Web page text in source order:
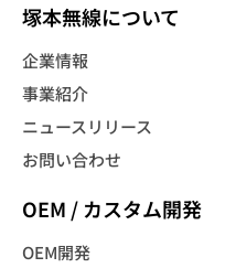
塚本無線について
企業情報
事業紹介
ニュースリリース
お問い合わせ
OEM / カスタム開発
OEM開発